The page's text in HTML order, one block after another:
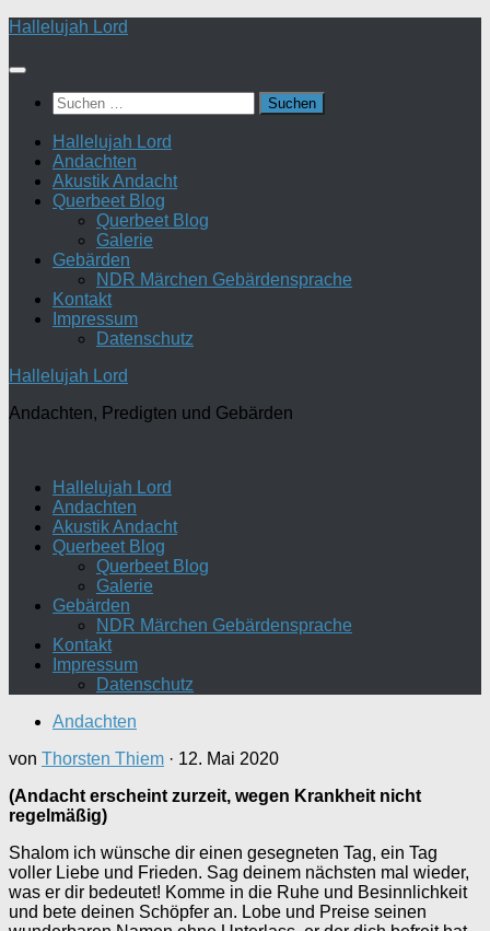
Zum
springen
Hallelujah Lord
Suchen
nach:
Hallelujah Lord
Andachten
Akustik Andacht
Querbeet Blog
Querbeet Blog
Galerie
Gebärden
NDR Märchen Gebärdensprache
Kontakt
Impressum
Datenschutz
Hallelujah Lord
Andachten, Predigten und Gebärden
Hallelujah Lord
Andachten
Akustik Andacht
Querbeet Blog
Querbeet Blog
Galerie
Gebärden
NDR Märchen Gebärdensprache
Kontakt
Impressum
Datenschutz
Andachten
von Thorsten Thiem · 12. Mai 2020
(Andacht erscheint zurzeit, wegen Krankheit nicht
regelmäßig)
Shalom ich wünsche dir einen gesegneten Tag, ein Tag
voller Liebe und Frieden. Sag deinem nächsten mal wieder,
was er dir bedeutet! Komme in die Ruhe und Besinnlichkeit
und bete deinen Schöpfer an. Lobe und Preise seinen